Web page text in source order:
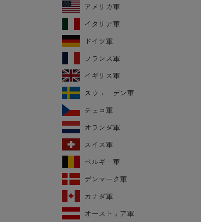
アメリカ軍
イタリア軍
ドイツ軍
フランス軍
イギリス軍
スウェーデン軍
チェコ軍
オランダ軍
スイス軍
ベルギー軍
デンマーク軍
カナダ軍
オーストリア軍